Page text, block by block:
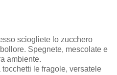
sciogliete lo zucchero
Spegnete, mescolate e
ambiente.
le fragole, versatele